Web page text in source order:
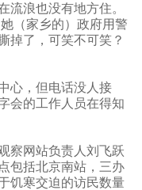
流浪也没有地方住。
（家乡的）政府用警
掉了，可笑不可笑？
心，但电话没人接
会的工作人员在得知
察网站负责人刘飞跃
包括北京南站，三办
饥寒交迫的访民数量